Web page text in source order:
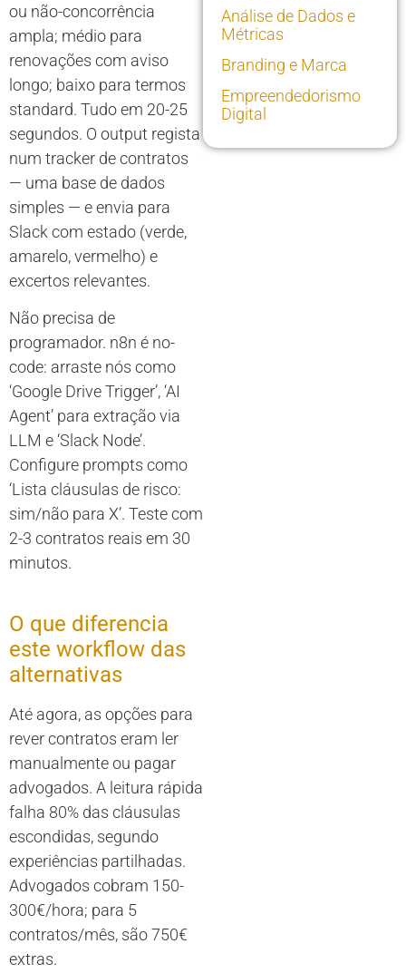
ou não-concorrência
ampla; médio para
renovações com aviso
longo; baixo para termos
standard. Tudo em 20-25
segundos. O output regista
num tracker de contratos
— uma base de dados
simples — e envia para
Slack com estado (verde,
amarelo, vermelho) e
excertos relevantes.
Não precisa de
programador. n8n é no-
code: arraste nós como
‘Google Drive Trigger’, ‘AI
Agent’ para extração via
LLM e ‘Slack Node’.
Configure prompts como
‘Lista cláusulas de risco:
sim/não para X’. Teste com
2-3 contratos reais em 30
minutos.
O que diferencia
este workflow das
alternativas
Até agora, as opções para
rever contratos eram ler
manualmente ou pagar
advogados. A leitura rápida
falha 80% das cláusulas
escondidas, segundo
experiências partilhadas.
Advogados cobram 150-
300€/hora; para 5
contratos/mês, são 750€
extras.
Análise de Dados e
Métricas
Branding e Marca
Empreendedorismo
Digital